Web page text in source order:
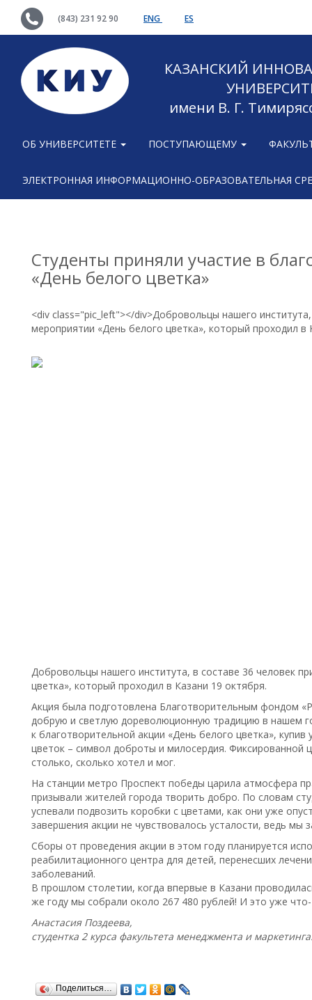
(843) 231 92 90 ENG ES
КАЗАНСКИЙ
имени В. Г.
ОБ УНИВЕРСИТЕТЕ ПОСТУПАЮЩЕМУ
ЭЛЕКТРОННАЯ ИНФОРМАЦИОННО-ОБРАЗОВАТЕЛЬНАЯ
Студенты приняли участие в
«День белого цветка»
<div class="pic_left"></div>Добровольцы нашего
мероприятии «День белого цветка», который проходил в
Добровольцы нашего института, в составе 36 человек
цветка», который проходил в Казани 19 октября.
Акция была подготовлена Благотворительным фондом
добрую и светлую дореволюционную традицию в нашем
к благотворительной акции «День белого цветка»,
цветок – символ доброты и милосердия.
столько, сколько хотел и мог.
На станции метро Проспект победы царила атмосфера
призывали жителей города творить добро. По словам
успевали подвозить коробки с цветами, как они уже
завершения акции не чувствовалось усталости, ведь мы
Сборы от проведения акции в этом году планируется
реабилитационного центра для детей, перенесших
заболеваний.
В прошлом столетии, когда впервые в Казани
же году мы собрали около 267 480 рублей! И это уже
Анастасия Поздеева,
студентка 2 курса факультета менеджмента и
Поделиться…